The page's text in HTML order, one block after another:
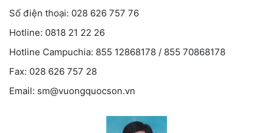
Số điện thoại: 028 626 757 76
Hotline: 0818 21 22 26
Hotline Campuchia: 855 12868178 / 855 70868178
Fax: 028 626 757 28
Email: sm@vuongquocson.vn